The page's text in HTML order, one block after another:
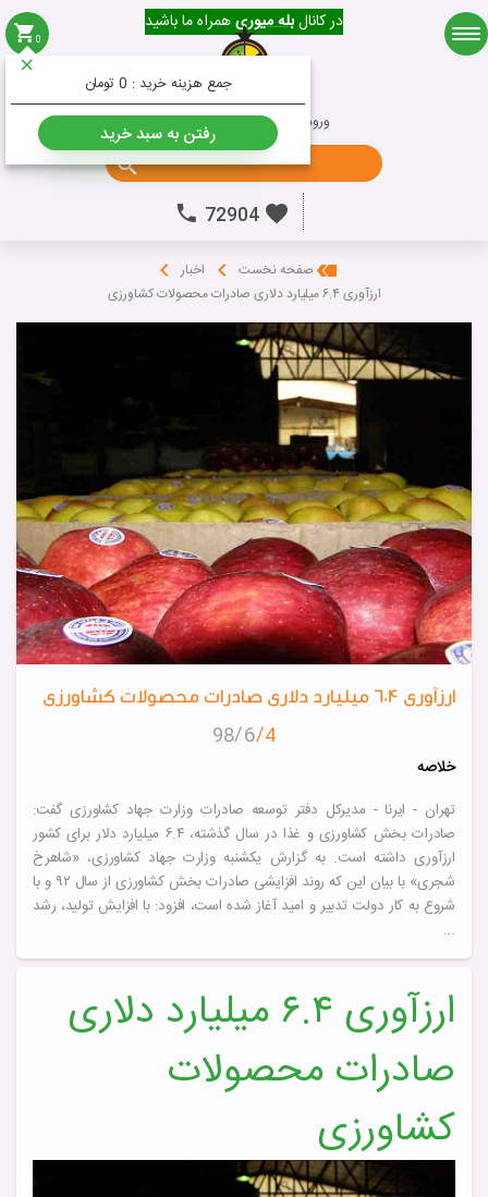
میوه
در کانالبله میوریهمراه ما باشید
ورود به حساب کاربری ثبت نام
0
جمع هزینه خرید :
رفتن به سبد خرید
72904
صفحه نخست
اخبار
ارزآوری ۶.۴ میلیارد دلاری صادرات محصولات کشاورزی
ارزآوری ۶.۴ میلیارد دلاری صادرات محصولات کشاورزی
4
6
98
خلاصه
تهران - ایرنا - مدیرکل دفتر توسعه صادرات وزارت جهاد کشاورزی گفت:
صادرات بخش کشاورزی و غذا در سال گذشته، ۶.۴ میلیارد دلار برای کشور
ارزآوری داشته است. به گزارش یکشنبه وزارت جهاد کشاورزی، «شاهرخ
شجری» با بیان این که روند افزایشی صادرات بخش کشاورزی از سال ۹۲ و با
شروع به کار دولت تدبیر و امید آغاز شده است، افزود: با افزایش تولید، رشد
...
ارزآوری ۶.۴ میلیارد دلاری
صادرات محصولات
کشاورزی